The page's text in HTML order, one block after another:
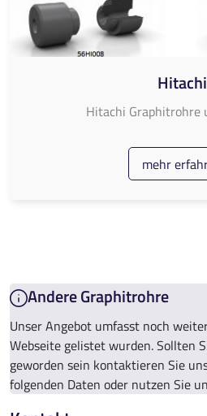
Hitachi
Hitachi Graphitrohre
mehr
Andere Graphitrohre
Unser Angebot umfasst noch
Webseite gelistet wurden. Sollten
geworden sein kontaktieren Sie
folgenden Daten oder nutzen Sie